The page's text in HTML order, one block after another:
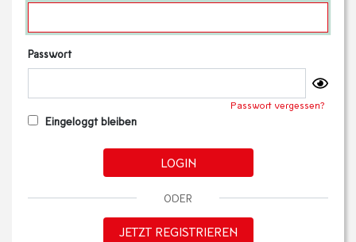
Passwort
Passwort vergessen?
Eingeloggt bleiben
LOGIN
ODER
JETZT REGISTRIEREN